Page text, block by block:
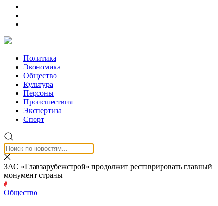
Политика
Экономика
Общество
Культура
Персоны
Происшествия
Экспертиза
Спорт
ЗАО «Главзарубежстрой» продолжит реставрировать главный
монумент страны
Общество